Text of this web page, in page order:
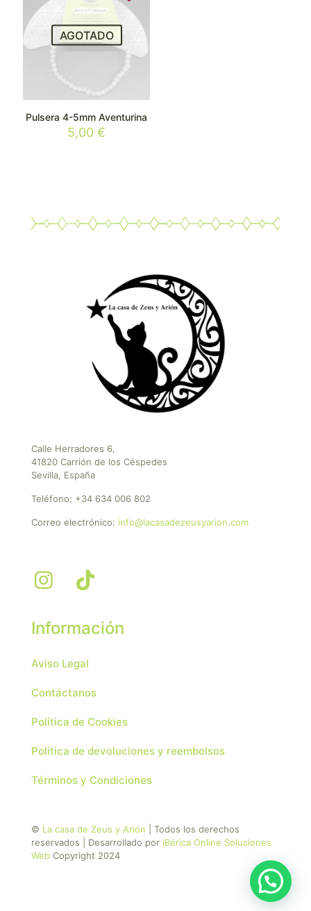
AGOTADO
Pulsera 4-5mm Aventurina
5,00€
Calle Herradores 6,
41820 Carrión de los Céspedes
Sevilla, España
Teléfono: +34 634 006 802
Correo electrónico: info@lacasadezeusyarion.com
Información
Aviso Legal
Contáctanos
Política de Cookies
Política de devoluciones y reembolsos
Términos y Condiciones
© La casa de Zeus y Arión | Todos los derechos
reservados | Desarrollado por iBérica Online Soluciones
Web Copyright 2024